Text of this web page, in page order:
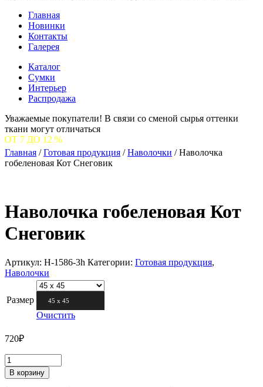
Главная
Новинки
Контакты
Галерея
Каталог
Сумки
Интерьер
Распродажа
Уважаемые покупатели! В связи со сменой сырья оттенки
ткани могут отличаться
%
Главная /Готовая продукция /Наволочки /Наволочка
гобеленовая Кот Снеговик
Наволочка гобеленовая Кот
Снеговик
Артикул: Н-1586-3h Категории: Готовая продукция,
Наволочки
Размер 45 х 45
Очистить
720₽
В корзину